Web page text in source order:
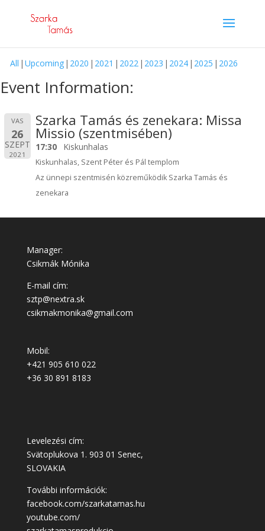
All Upcoming 2020 2021 2022 2023 2024 2025 2026
Event Information:
VAS
26
SZEPT
2021
Szarka Tamás és zenekara: Missa
Missio (szentmisében)
17:30 Kiskunhalas
Kiskunhalas, Szent Péter és Pál templom
Az ünnepi szentmisén közreműködik Szarka Tamás és
zenekara
Manager:
Csikmák Mónika
E-mail cím:
sztp@nextra.sk
csikmakmonika@gmail.com
Mobil:
+421 905 610 022
+36 30 891 8183
Levelezési cím:
Svätoplukova 1. 903 01 Senec,
SLOVAKIA
További információk:
facebook.com/szarkatamas.hu
youtube.com/